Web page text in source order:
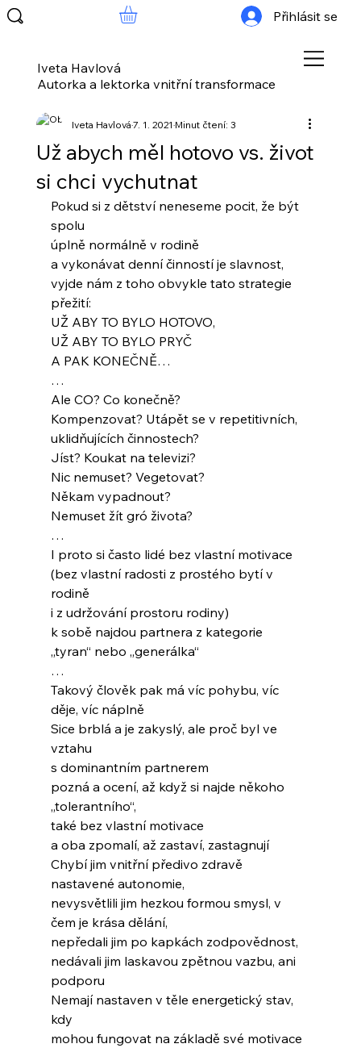
Iveta Havlová
Autorka a lektorka vnitřní transformace
Přihlásit se
Už abych měl hotovo vs. život
si chci vychutnat
Iveta Havlová7. 1. 2021 Minut čtení: 3
Pokud si z dětství neneseme pocit, že být
spolu
úplně normálně v rodině
a vykonávat denní činností je slavnost,
vyjde nám z toho obvykle tato strategie
přežití:
UŽ ABY TO BYLO HOTOVO,
UŽ ABY TO BYLO PRYČ
A PAK KONEČNĚ…
…
Ale CO? Co konečně?
Kompenzovat? Utápět se v repetitivních,
uklidňujících činnostech?
Jíst? Koukat na televizi?
Nic nemuset? Vegetovat?
Někam vypadnout?
Nemuset žít gró života?
…
I proto si často lidé bez vlastní motivace
(bez vlastní radosti z prostého bytí v
rodině
i z udržování prostoru rodiny)
k sobě najdou partnera z kategorie
„tyran“ nebo „generálka“
…
Takový člověk pak má víc pohybu, víc
děje, víc náplně
Sice brblá a je zakyslý, ale proč byl ve
vztahu
s dominantním partnerem
pozná a ocení, až když si najde někoho
„tolerantního“,
také bez vlastní motivace
a oba zpomalí, až zastaví, zastagnují
Chybí jim vnitřní předivo zdravě
nastavené autonomie,
nevysvětlili jim hezkou formou smysl, v
čem je krása dělání,
nepředali jim po kapkách zodpovědnost,
nedávali jim laskavou zpětnou vazbu, ani
podporu
Nemají nastaven v těle energetický stav,
kdy
mohou fungovat na základě své motivace